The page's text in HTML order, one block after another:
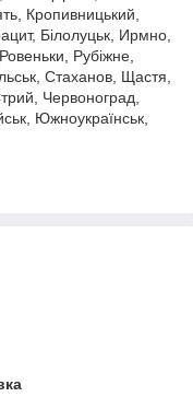
Кропивницький,
Білолуцьк, Ирмно,
Рубіжне,
Стаханов, Щастя,
Червоноград,
Южноукраїнськ,